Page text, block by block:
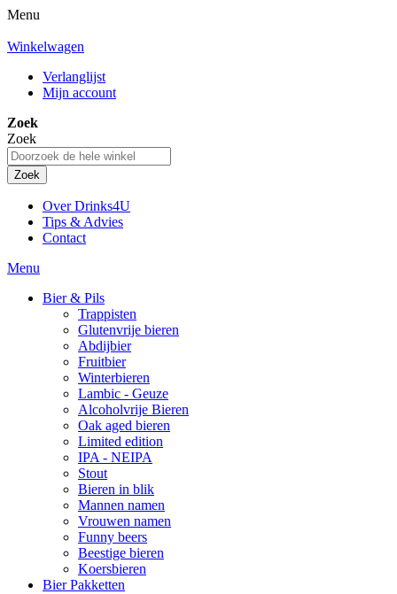
Menu
Winkelwagen
Verlanglijst
Mijn account
Zoek
Zoek
Zoek
Over Drinks4U
Tips & Advies
Contact
Menu
Bier & Pils
Trappisten
Glutenvrije bieren
Abdijbier
Fruitbier
Winterbieren
Lambic - Geuze
Alcoholvrije Bieren
Oak aged bieren
Limited edition
IPA - NEIPA
Stout
Bieren in blik
Mannen namen
Vrouwen namen
Funny beers
Beestige bieren
Koersbieren
Bier Pakketten